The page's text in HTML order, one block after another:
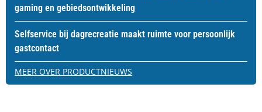
gaming en gebiedsontwikkeling
Selfservice bij dagrecreatie maakt ruimte voor persoonlijk
gastcontact
MEER OVER PRODUCTNIEUWS